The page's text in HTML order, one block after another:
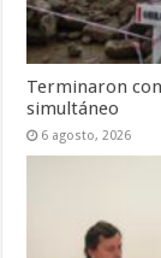
Terminaron
simultáneo
6 agosto, 2026